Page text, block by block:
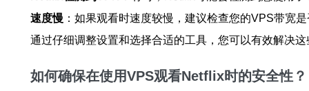
速度慢 ：如果观看时速度较慢，建议检查您的VPS带宽
通过仔细调整设置和选择合适的工具，您可以有效解决
如何确保在使用VPS观看Netflix时的安全性？